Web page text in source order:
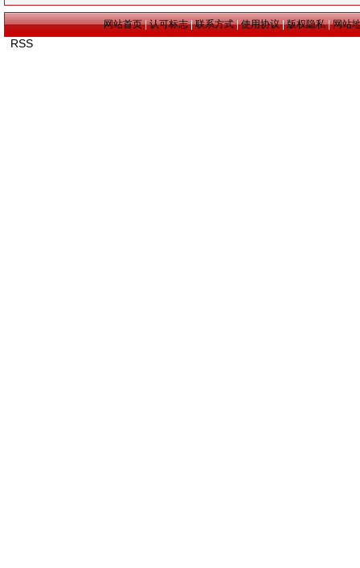
网站首页|认可标志|联系方式|使用协议|版权隐私|网站
RSS